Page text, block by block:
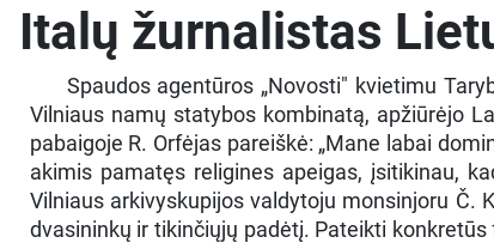
Italų žurnalistas
Spaudos agentūros „Novosti" kvietimu
Vilniaus namų statybos kombinatą, apžiūrėjo
pabaigoje R. Orfėjas pareiškė: „Mane labai
akimis pamatęs religines apeigas, įsitikinau,
Vilniaus arkivyskupijos valdytoju monsinjoru Č.
dvasininkų ir tikinčiųjų padėtį. Pateikti